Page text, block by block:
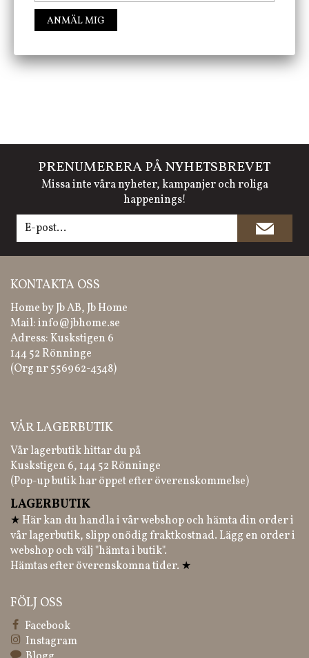
FÖLJ OSS PÅ INSTAGRAM @JBHOME
PRENUMERERA PÅ NYHETSBREVET
Missa inte våra nyheter, kampanjer och roliga
happenings!
KONTAKTA OSS
Home by Jb AB, Jb Home
Mail:info@jbhome.se
Adress: Kuskstigen 6
144 52 Rönninge
(Org nr 556962-4348)
VÅR LAGERBUTIK
Vår lagerbutik hittar du på
Kuskstigen 6, 144 52 Rönninge
(Pop-up butik har öppet efter överenskommelse)
LAGERBUTIK
★ Här kan du handla i vår webshop och hämta din order i
vår lagerbutik, slipp onödig fraktkostnad. Lägg en order i
webshop och välj "hämta i butik".
Hämtas efter överenskomna tider. ★
FÖLJ OSS
Facebook
Instagram
ANMÄL MIG